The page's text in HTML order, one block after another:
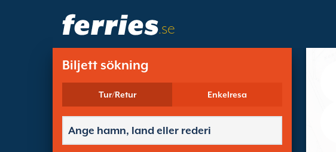
.se
Biljett sökning
Tur/Retur Enkelresa